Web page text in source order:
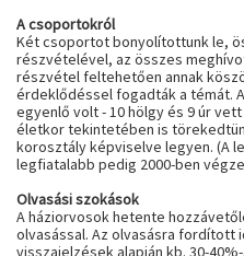
A csoportokról
Két csoportot bonyolítottunk le,
részvételével, az összes
részvétel feltehetően annak
érdeklődéssel fogadták a témát.
egyenlő volt - 10 hölgy és 9 úr
életkor tekintetében is
korosztály képviselve legyen. (A
legfiatalabb pedig 2000-ben
Olvasási szokások
A háziorvosok hetente
olvasással. Az olvasásra fordított
visszajelzések alapján kb. 30-